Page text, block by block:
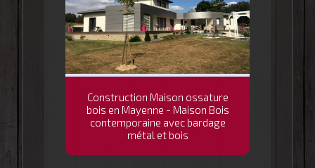
Construction Maison ossature
bois en Mayenne - Maison Bois
contemporaine avec bardage
métal et bois